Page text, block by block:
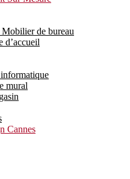
de bureau
d’accueil
mural
Cannes